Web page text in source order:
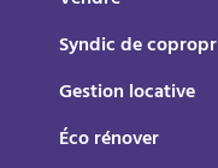
Syndic de
Gestion locative
Éco rénover